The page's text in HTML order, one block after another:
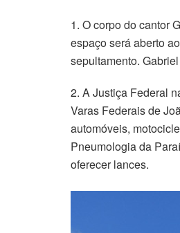
1. O corpo do cantor
espaço será aberto
sepultamento.
2. A Justiça Federal
Varas Federais de
automóveis,
Pneumologia da
oferecer lances.